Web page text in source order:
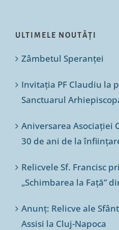
ULTIMELE NOUTĂȚI
Zâmbetul Speranței
Invitația PF Claudiu la
Sanctuarul
Aniversarea Asociației
30 de ani de la
Relicvele Sf. Francisc
„Schimbarea la Față”
Anunț: Relicve ale
Assisi la Cluj-Napoca